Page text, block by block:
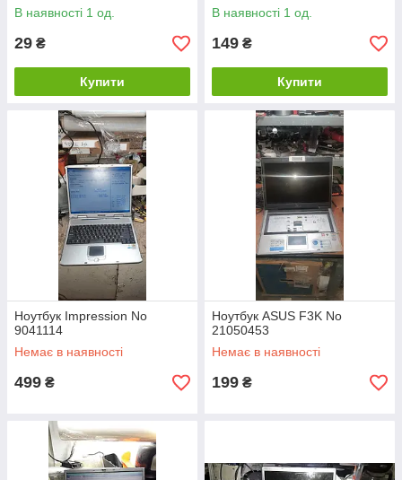
В наявності 1 од.
29 ₴
Купити
В наявності 1 од.
149 ₴
Купити
Ноутбук Impression No
9041114
Немає в наявності
499 ₴
Ноутбук ASUS F3K No
21050453
Немає в наявності
199 ₴